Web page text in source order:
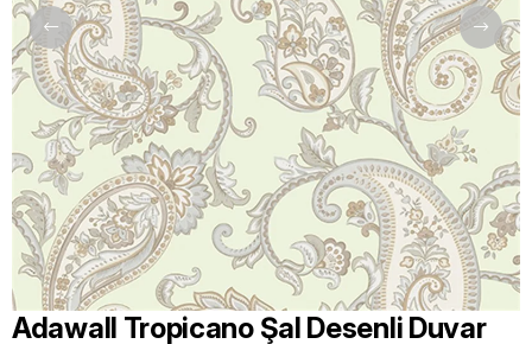
Adawall Tropicano Şal Desenli Duvar